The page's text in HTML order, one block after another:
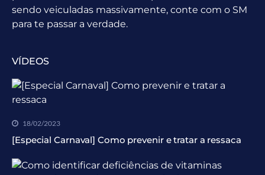
sendo veiculadas massivamente, conte com o SM
para te passar a verdade.
VÍDEOS
18/02/2023
[Especial Carnaval] Como prevenir e tratar a ressaca